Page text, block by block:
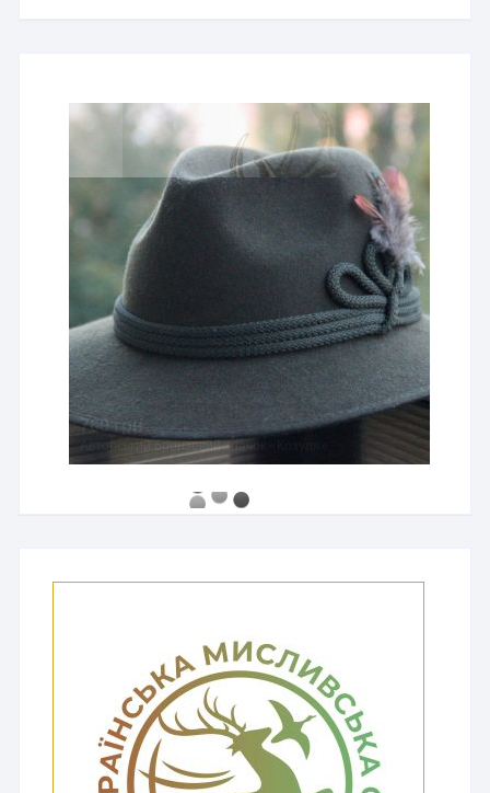
760 грн
Авторський бронзовий значок «Козуля»